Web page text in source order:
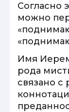
Согласно
можно
Имя
рода
связано